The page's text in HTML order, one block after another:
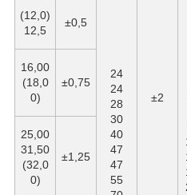
(12,0)
12,5
±0,5
24
24
28
30
40
47
47
55
±2
16,00
(18,0
0)
±0,75
25,00
31,50
(32,0
0)
±1,25